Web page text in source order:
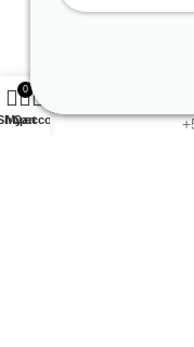
0
Cart
My account